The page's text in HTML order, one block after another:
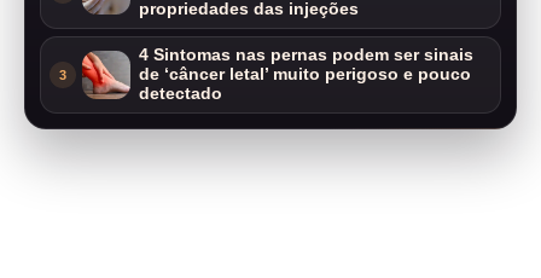
propriedades das injeções
3
4 Sintomas nas pernas podem ser sinais
de ‘câncer letal’ muito perigoso e pouco
detectado